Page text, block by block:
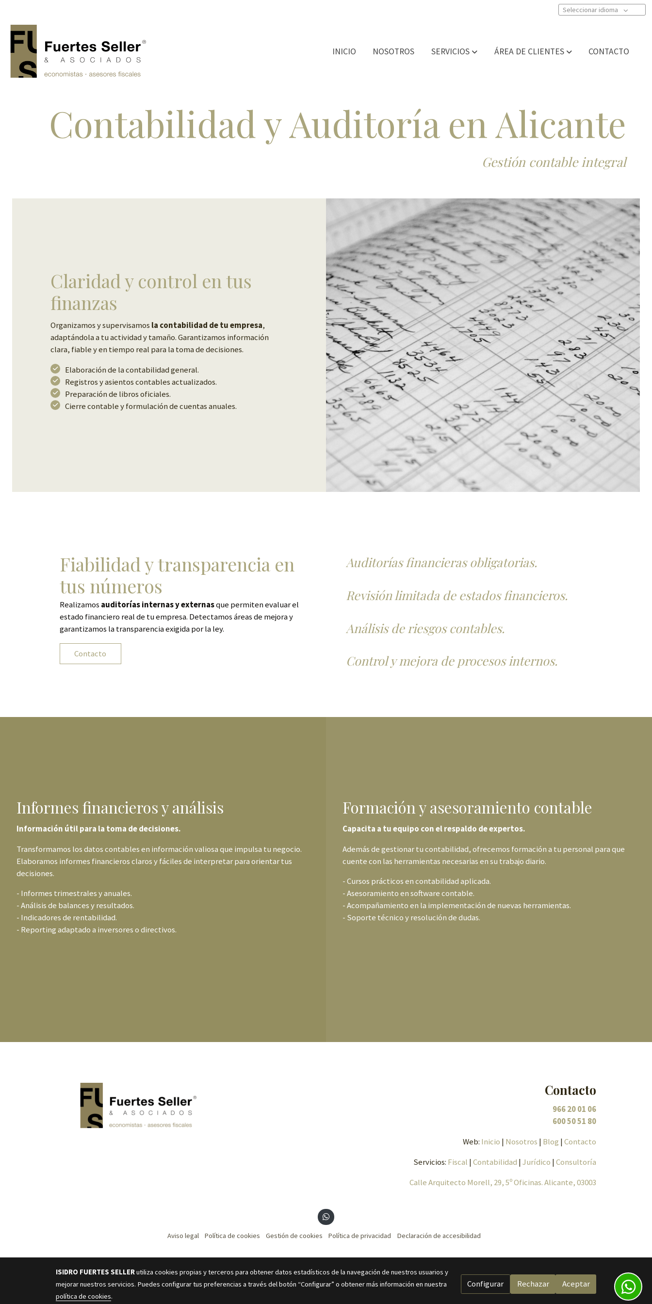
Seleccionar idioma
INICIO NOSOTROS SERVICIOS ÁREA DE CLIENTES CONTACTO
Contabilidad y Auditoría en Alicante
Gestión contable integral
Claridad y control en tus
finanzas
Organizamos y supervisamos la contabilidad de tu empresa,
adaptándola a tu actividad y tamaño. Garantizamos información
clara, fiable y en tiempo real para la toma de decisiones.
Elaboración de la contabilidad general.
Registros y asientos contables actualizados.
Preparación de libros oficiales.
Cierre contable y formulación de cuentas anuales.
Auditorías financieras obligatorias.
Revisión limitada de estados financieros.
Análisis de riesgos contables.
Control y mejora de procesos internos.
Fiabilidad y transparencia en
tus números
Realizamos auditorías internas y externasque permiten evaluar el
estado financiero real de tu empresa. Detectamos áreas de mejora y
garantizamos la transparencia exigida por la ley.
Contacto
Informes financieros y análisis
Información útil para la toma de decisiones.
Transformamos los datos contables en información valiosa que impulsa tu negocio.
Elaboramos informes financieros claros y fáciles de interpretar para orientar tus
decisiones.
- Informes trimestrales y anuales.
- Análisis de balances y resultados.
- Indicadores de rentabilidad.
- Reporting adaptado a inversores o directivos.
Formación y asesoramiento contable
Capacita a tu equipo con el respaldo de expertos.
Además de gestionar tu contabilidad, ofrecemos formación a tu personal para que
cuente con las herramientas necesarias en su trabajo diario.
- Cursos prácticos en contabilidad aplicada.
- Asesoramiento en software contable.
- Acompañamiento en la implementación de nuevas herramientas.
- Soporte técnico y resolución de dudas.
Contacto
966 20 01 06
600 50 51 80
Web: Inicio | Nosotros | Blog |Contacto
Servicios: Fiscal |Contabilidad |Jurídico |Consultoría
Calle Arquitecto Morell, 29, 5º Oficinas. Alicante, 03003
Aviso legal Política de cookies Gestión de cookies Política de privacidad Declaración de accesibilidad
ISIDRO FUERTES SELLERutiliza cookies propias y terceros para obtener datos estadísticos de la navegación de nuestros usuarios y
mejorar nuestros servicios. Puedes configurar tus preferencias a través del botón “Configurar” o obtener más información en nuestra
política de cookies.
Configurar Rechazar Aceptar